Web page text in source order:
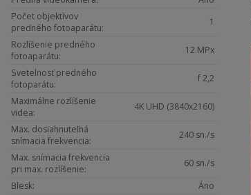
Počet objektívov
predného fotoaparátu:
1
Rozlíšenie predného
fotoaparátu:
12 MPx
Svetelnosť predného
fotoparátu:
f 2,2
Maximálne rozlíšenie
videa:
4K UHD (3840x2160)
Max. dosiahnuteľná
snímacia frekvencia:
240 sn./s
Max. snímacia frekvencia
pri max. rozlíšenie:
60 sn./s
Blesk:
Áno